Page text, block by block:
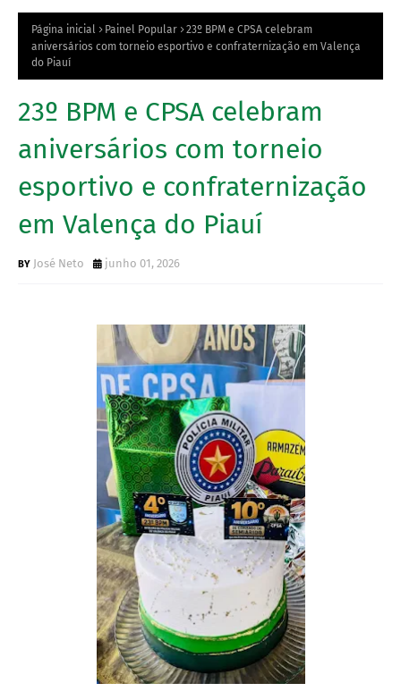
Página inicial Painel Popular
23º BPM e CPSA celebram
aniversários com torneio esportivo e confraternização em Valença
do Piauí
23º BPM e CPSA celebram
aniversários com torneio
esportivo e confraternização
em Valença do Piauí
José Neto junho 01, 2026